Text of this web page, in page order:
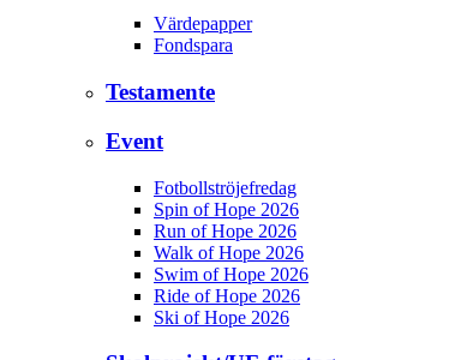
Värdepapper
Fondspara
Testamente
Event
Fotbollströjefredag
Spin of Hope 2026
Run of Hope 2026
Walk of Hope 2026
Swim of Hope 2026
Ride of Hope 2026
Ski of Hope 2026